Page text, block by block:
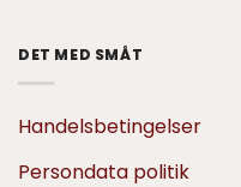
DET MED SMÅT
Handelsbetingelser
Persondata politik